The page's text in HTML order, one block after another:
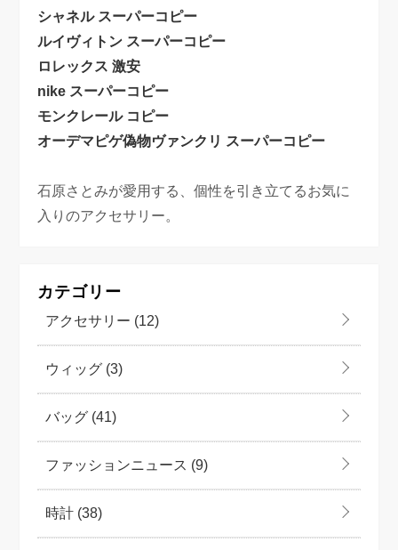
シャネル スーパーコピー
ルイヴィトン スーパーコピー
ロレックス 激安
nike スーパーコピー
モンクレール コピー
オーデマピゲ偽物ヴァンクリ スーパーコピー
石原さとみが愛用する、個性を引き立てるお気に
入りのアクセサリー。
カテゴリー
アクセサリー (12)
ウィッグ (3)
バッグ (41)
ファッションニュース (9)
時計 (38)